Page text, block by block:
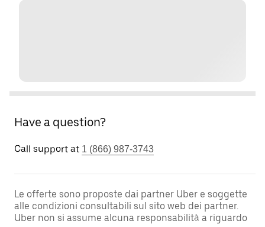
Have a question?
Call support at 1 (866) 987-3743
Le offerte sono proposte dai partner Uber e soggette
alle condizioni consultabili sul sito web dei partner.
Uber non si assume alcuna responsabilità a riguardo